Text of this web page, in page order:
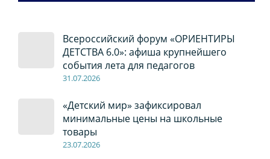
Всероссийский форум «ОРИЕНТИРЫ
ДЕТСТВА 6.0»: афиша крупнейшего
события лета для педагогов
31.07.2026
«Детский мир» зафиксировал
минимальные цены на школьные
товары
23.07.2026